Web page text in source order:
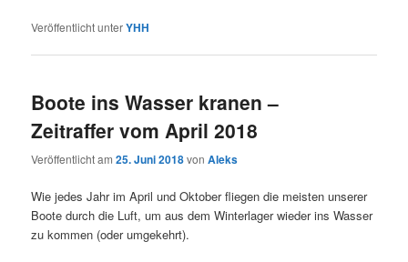
Veröffentlicht unterYHH
Boote ins Wasser kranen –
Zeitraffer vom April 2018
Veröffentlicht am25. Juni 2018vonAleks
Wie jedes Jahr im April und Oktober fliegen die meisten unserer
Boote durch die Luft, um aus dem Winterlager wieder ins Wasser
zu kommen (oder umgekehrt).